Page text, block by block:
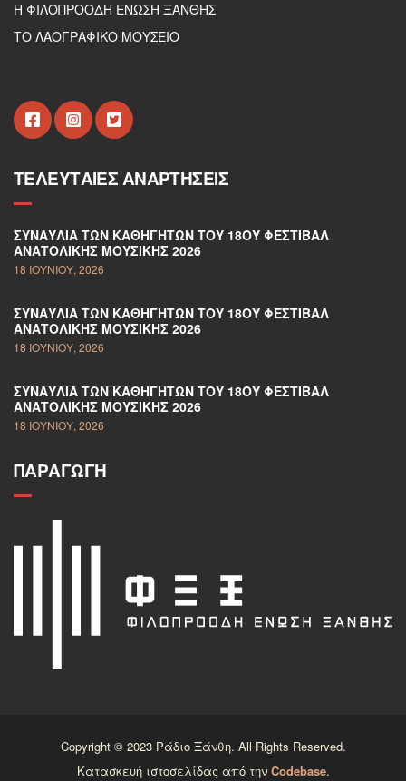
Η ΦΙΛΟΠΡΟΟΔΗ ΕΝΩΣΗ ΞΑΝΘΗΣ
ΤΟ ΛΑΟΓΡΑΦΙΚΟ ΜΟΥΣΕΙΟ
ΤΕΛΕΥΤΑΊΕΣ ΑΝΑΡΤΉΣΕΙΣ
ΣΥΝΑΥΛΊΑ ΤΩΝ ΚΑΘΗΓΗΤΏΝ ΤΟΥ 18ΟΥ ΦΕΣΤΙΒΆΛ
ΑΝΑΤΟΛΙΚΉΣ ΜΟΥΣΙΚΉΣ 2026
18 ΙΟΥΝΊΟΥ, 2026
ΣΥΝΑΥΛΊΑ ΤΩΝ ΚΑΘΗΓΗΤΏΝ ΤΟΥ 18ΟΥ ΦΕΣΤΙΒΆΛ
ΑΝΑΤΟΛΙΚΉΣ ΜΟΥΣΙΚΉΣ 2026
18 ΙΟΥΝΊΟΥ, 2026
ΣΥΝΑΥΛΊΑ ΤΩΝ ΚΑΘΗΓΗΤΏΝ ΤΟΥ 18ΟΥ ΦΕΣΤΙΒΆΛ
ΑΝΑΤΟΛΙΚΉΣ ΜΟΥΣΙΚΉΣ 2026
18 ΙΟΥΝΊΟΥ, 2026
ΠΑΡΑΓΩΓΉ
Copyright © 2023 Ράδιο Ξάνθη. All Rights Reserved.
Κατασκευή ιστοσελίδας από την Codebase.